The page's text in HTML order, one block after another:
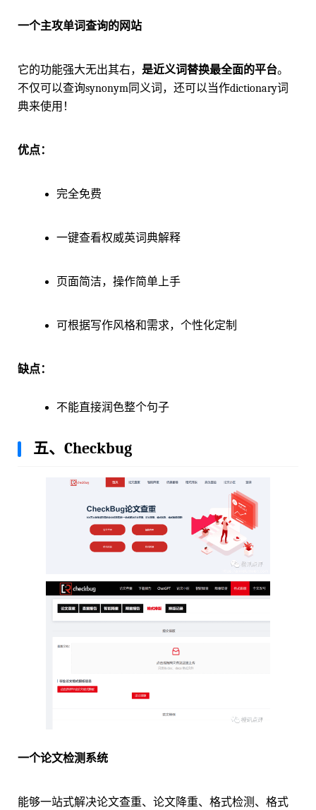
一个主攻单词查询的网站
它的功能强大无出其右， 是近义词替换最全面的平台。
不仅可以查询synonym同义词，还可以当作dictionary词
典来使用！
优点：
完全免费
一键查看权威英词典解释
页面简洁，操作简单上手
可根据写作风格和需求，个性化定制
缺点：
不能直接润色整个句子
五、Checkbug
一个论文检测系统
能够一站式解决论文查重、论文降重、格式检测、格式